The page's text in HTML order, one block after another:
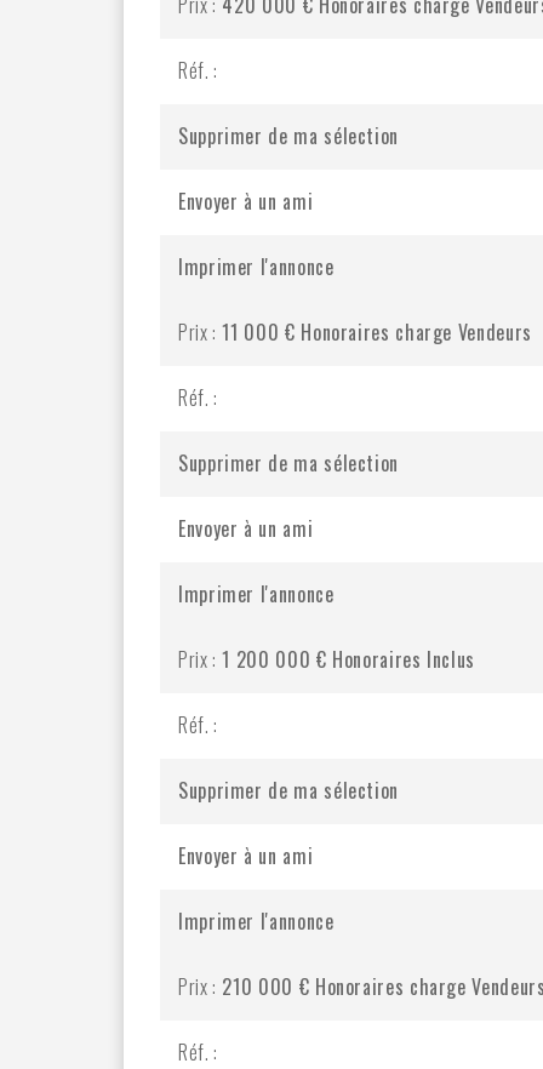
Réf. :
Supprimer de ma sélection
Envoyer à un ami
Imprimer l'annonce
Prix : 11 000 € Honoraires charge Vendeurs
Réf. :
Supprimer de ma sélection
Envoyer à un ami
Imprimer l'annonce
Prix : 1 200 000 € Honoraires Inclus
Réf. :
Supprimer de ma sélection
Envoyer à un ami
Imprimer l'annonce
Prix : 210 000 € Honoraires charge
Réf. :